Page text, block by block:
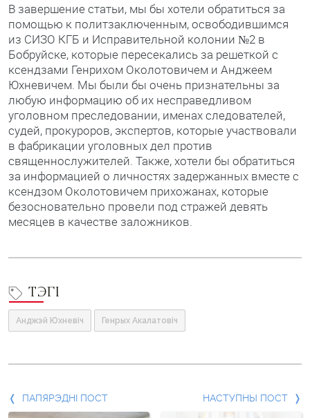
В завершение статьи, мы бы хотели обратиться за
помощью к политзаключенным, освободившимся
из СИЗО КГБ и Исправительной колонии №2 в
Бобруйске, которые пересекались за решеткой с
ксендзами Генрихом Околотовичем и Анджеем
Юхневичем. Мы были бы очень признательны за
любую информацию об их несправедливом
уголовном преследовании, именах следователей,
судей, прокуроров, экспертов, которые участвовали
в фабрикации уголовных дел против
священнослужителей. Также, хотели бы обратиться
за информацией о личностях задержанных вместе с
ксендзом Околотовичем прихожанах, которые
безосновательно провели под стражей девять
месяцев в качестве заложников.
ТЭГІ
Анджэй Юхневіч Генрых Акалатовіч
Папярэдні
ПАПЯРЭДНІ ПОСТ НАСТУПНЫ ПОСТ